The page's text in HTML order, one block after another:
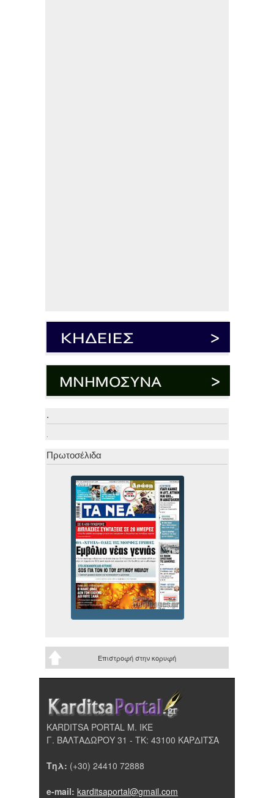
.
.
Πρωτοσέλιδα
Επιστροφή στην κορυφή
KARDITSA PORTAL Μ. ΙΚΕ
Γ. ΒΑΛΤΑΔΩΡΟΥ 31 - ΤΚ: 43100 ΚΑΡΔΙΤΣΑ
Τηλ: (+30) 24410 72888
e-mail: karditsaportal@gmail.com